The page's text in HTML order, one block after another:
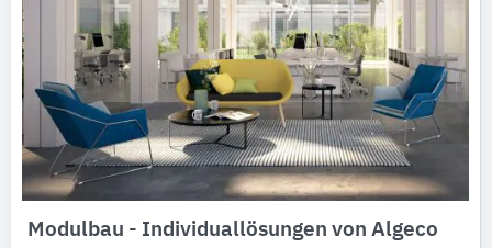
Modulbau - Individuallösungen von Algeco